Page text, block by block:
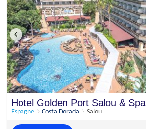
Hotel Golden Port Salou & Spa
Espagne Costa Dorada Salou